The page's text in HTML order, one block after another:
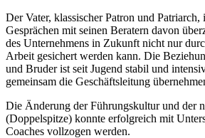
Der Vater, klassischer Patron und Patriarch,
Gesprächen mit seinen Beratern davon
des Unternehmens in Zukunft nicht nur
Arbeit gesichert werden kann. Die
und Bruder ist seit Jugend stabil und
gemeinsam die Geschäftsleitung
Die Änderung der Führungskultur und der
(Doppelspitze) konnte erfolgreich mit
Coaches vollzogen werden.